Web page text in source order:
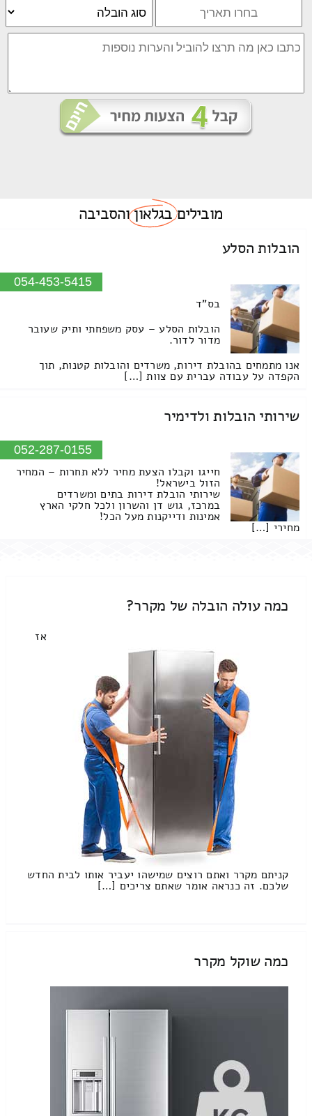
מוביליםבגלאוןוהסביבה
הובלות הסלע
054-453-5415
בס"ד
הובלות הסלע – עסק משפחתי ותיק שעובר
מדור לדור.
אנו מתמחים בהובלת דירות, משרדים והובלות קטנות, תוך
הקפדה על עבודה עברית עם צוות […]
שירותי הובלות ולדימיר
052-287-0155
חייגו וקבלו הצעת מחיר ללא תחרות – המחיר
הזול בישראל!
שירותי הובלת דירות בתים ומשרדים
במרכז, גוש דן והשרון ולכל חלקי הארץ
אמינות ודייקנות מעל הכל!
מחירי […]
כמה עולה הובלה של מקרר?
אז
קניתם מקרר ואתם רוצים שמישהו יעביר אותו לבית החדש
שלכם. זה כנראה אומר שאתם צריכים […]
כמה שוקל מקרר